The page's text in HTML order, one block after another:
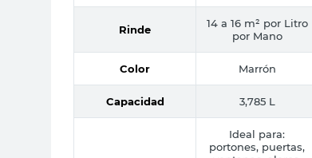
Rinde
14 a 16 m² por Litro
por Mano
Color Marrón
Capacidad 3,785 L
Ideal para:
portones, puertas,